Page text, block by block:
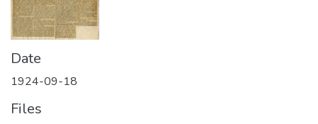
Date
1924-09-18
Files